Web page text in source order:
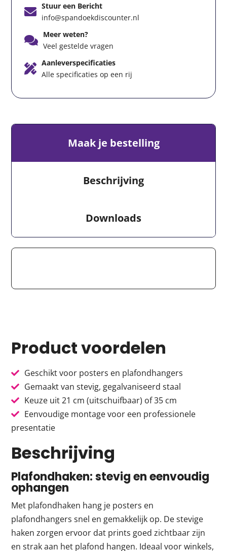
Stuur een Bericht
info@spandoekdiscounter.nl
Meer weten?
Veel gestelde vragen
Aanleverspecificaties
Alle specificaties op een rij
Maak je bestelling
Beschrijving
Downloads
Product voordelen
Geschikt voor posters en plafondhangers
Gemaakt van stevig, gegalvaniseerd staal
Keuze uit 21 cm (uitschuifbaar) of 35 cm
Eenvoudige montage voor een professionele
presentatie
Beschrijving
Plafondhaken: stevig en eenvoudig
ophangen
Met plafondhaken hang je posters en
plafondhangers snel en gemakkelijk op. De stevige
haken zorgen ervoor dat prints goed zichtbaar zijn
en strak aan het plafond hangen. Ideaal voor winkels,